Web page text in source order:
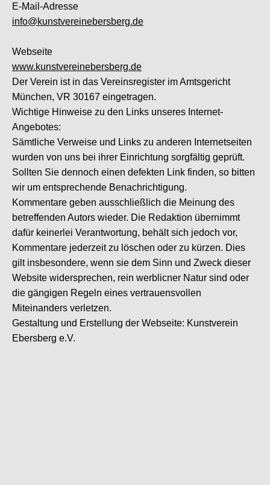
E-Mail-Adresse
info@kunstvereinebersberg.de
Webseite
www.kunstvereinebersberg.de
Der Verein ist in das Vereinsregister im Amtsgericht
München, VR 30167 eingetragen.
Wichtige Hinweise zu den Links unseres Internet-
Angebotes:
Sämtliche Verweise und Links zu anderen Internetseiten
wurden von uns bei ihrer Einrichtung sorgfältig geprüft.
Sollten Sie dennoch einen defekten Link finden, so bitten
wir um entsprechende Benachrichtigung.
Kommentare geben ausschließlich die Meinung des
betreffenden Autors wieder. Die Redaktion übernimmt
dafür keinerlei Verantwortung, behält sich jedoch vor,
Kommentare jederzeit zu löschen oder zu kürzen. Dies
gilt insbesondere, wenn sie dem Sinn und Zweck dieser
Website widersprechen, rein werblicner Natur sind oder
die gängigen Regeln eines vertrauensvollen
Miteinanders verletzen.
Gestaltung und Erstellung der Webseite: Kunstverein
Ebersberg e.V.